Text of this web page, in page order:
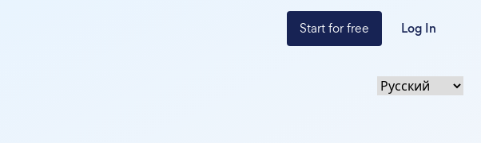
Start for free Log In